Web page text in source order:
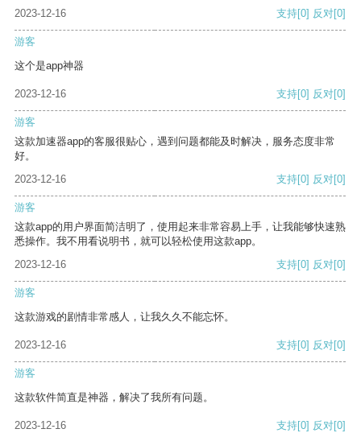
2023-12-16 支持[0] 反对[0]
游客
这个是app神器
2023-12-16 支持[0] 反对[0]
游客
这款加速器app的客服很贴心，遇到问题都能及时解决，服务态度非常
好。
2023-12-16
支持[0] 反对[0]
游客
这款app的用户界面简洁明了，使用起来非常容易上手，让我能够快速熟
悉操作。我不用看说明书，就可以轻松使用这款app。
2023-12-16
支持[0] 反对[0]
游客
这款游戏的剧情非常感人，让我久久不能忘怀。
2023-12-16 支持[0] 反对[0]
游客
这款软件简直是神器，解决了我所有问题。
2023-12-16 支持[0] 反对[0]